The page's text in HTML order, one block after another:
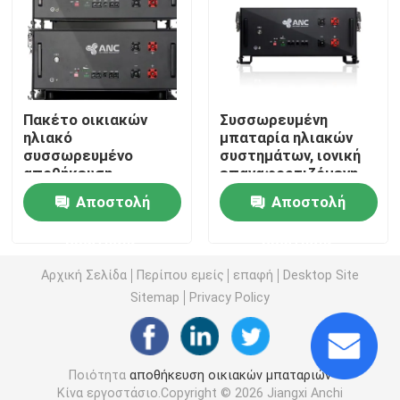
Εμπορικά Συστήματα Αποθήκευσης Μπαταριών
μπαταρία 48v Lifepo4
48V μπαταρία κάρρων γκολφ
Οικιακές μπαταρίες αποθήκευσης ενέργειας
Μπαταρία αποθήκευσης ηλιακής ενέργειας
Μπαταρία λίθιου ενεργειακής αποθήκευσης
Μπαταρία αποθήκευσης LiFePO4
Πακέτο οικιακών
ηλιακό
συσσωρευμένο
αποθήκευση
μπαταριών, πακέτο
μπαταριών Lifepo4
48v 100ah
Αποστολή
Συσσωρευμένη
μπαταρία ηλιακών
συστημάτων, ιονική
επαναφορτιζόμενη
μπαταρία λίθιου IEC
Αποστολή
Αρχική Σελίδα Περίπου εμείς επαφή
Desktop Site
Sitemap
Privacy Policy
Ποιότητα αποθήκευση οικιακών μπαταριών
Κίνα εργοστάσιο.Copyright © 2026 Jiangxi Anchi